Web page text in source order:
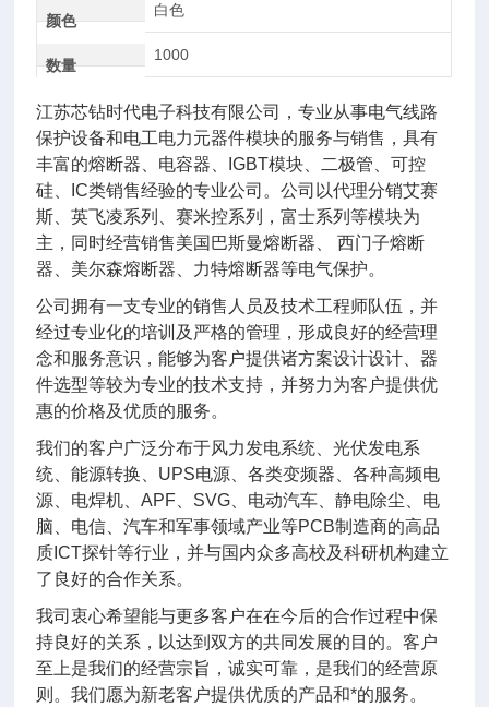
颜色
白色
数量
1000
江苏芯钻时代电子科技有限公司，专业从事电气线路
保护设备和电工电力元器件模块的服务与销售，具有
丰富的熔断器、电容器、IGBT模块、二极管、可控
硅、IC类销售经验的专业公司。公司以代理分销艾赛
斯、英飞凌系列、赛米控系列，富士系列等模块为
主，同时经营销售美国巴斯曼熔断器、 西门子熔断
器、美尔森熔断器、力特熔断器等电气保护。
公司拥有一支专业的销售人员及技术工程师队伍，并
经过专业化的培训及严格的管理，形成良好的经营理
念和服务意识，能够为客户提供诸方案设计设计、器
件选型等较为专业的技术支持，并努力为客户提供优
惠的价格及优质的服务。
我们的客户广泛分布于风力发电系统、光伏发电系
统、能源转换、UPS电源、各类变频器、各种高频电
源、电焊机、APF、SVG、电动汽车、静电除尘、电
脑、电信、汽车和军事领域产业等PCB制造商的高品
质ICT探针等行业，并与国内众多高校及科研机构建立
了良好的合作关系。
我司衷心希望能与更多客户在在今后的合作过程中保
持良好的关系，以达到双方的共同发展的目的。客户
至上是我们的经营宗旨，诚实可靠，是我们的经营原
则。我们愿为新老客户提供优质的产品和*的服务。